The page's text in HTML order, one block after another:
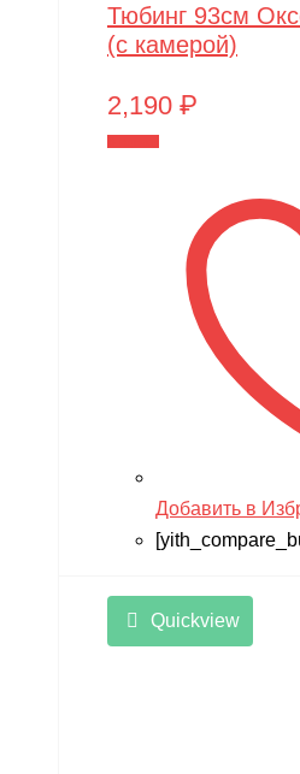
Тюбинг 93см
(с камерой)
2,190 ₽
Добавить в
Quickview